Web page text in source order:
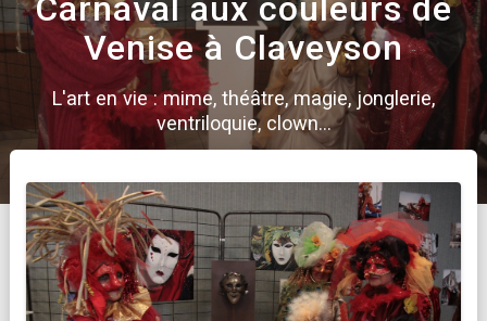
Carnaval aux couleurs de
Venise à Claveyson
L'art en vie : mime, théâtre, magie, jonglerie,
ventriloquie, clown...